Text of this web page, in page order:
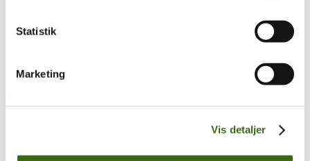
Statistik
Marketing
Vis detaljer
Vedtægter
Lokalforeninger
Uddannelsesmateriale
Vigtigt